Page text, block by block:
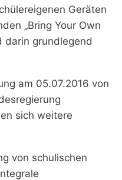
Geräten
„Bring Your Own
darin grundlegend
am 05.07.2016 von
sich weitere
von schulischen